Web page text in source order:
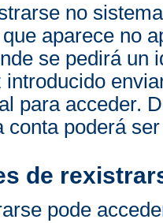
no
aparece no
se pedirá un
introducido
para acceder.
conta poderá
de
pode